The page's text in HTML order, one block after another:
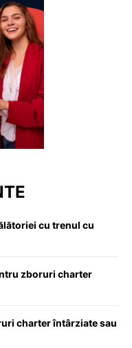
cu trenul cu
zboruri charter
charter întârziate sau